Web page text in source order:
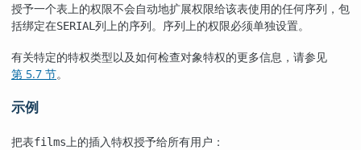
授予一个表上的权限不会自动地扩展权限给该表使用的任何序列，包
括绑定在SERIAL列上的序列。序列上的权限必须单独设置。
有关特定的特权类型以及如何检查对象特权的更多信息，请参见
第 5.7 节。
示例
把表films 上的插入特权授予给所有用户：